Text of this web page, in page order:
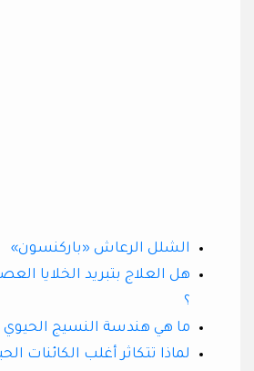
الشلل الرعاش «باركنسون»
هل العلاج بتبريد الخلايا
؟
ما هي هندسة النسيج الحيوي
لماذا تتكاثر أغلب الكائنات